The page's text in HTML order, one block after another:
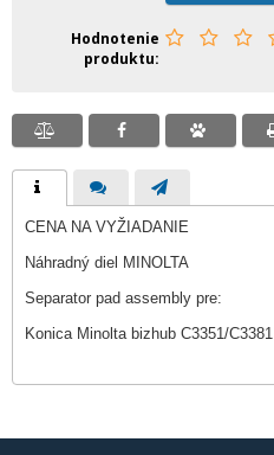
Hodnotenie
produktu
CENA NA VYŽIADANIE
Náhradný diel MINOLTA
Separator pad assembly pre:
Konica Minolta bizhub C3351/C3381